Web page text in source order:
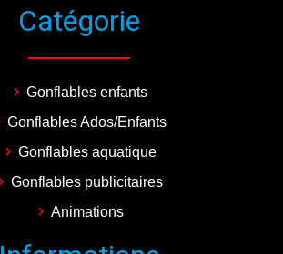
Catégorie
Gonflables enfants
Gonflables Ados/Enfants
Gonflables aquatique
Gonflables publicitaires
Animations